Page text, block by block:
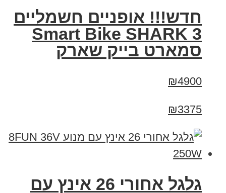
חדש!!! אופניים חשמליים
Smart Bike SHARK 3
סמארט בייק שארק
₪4900
₪3375
גלגל אחורי 26 אינץ עם